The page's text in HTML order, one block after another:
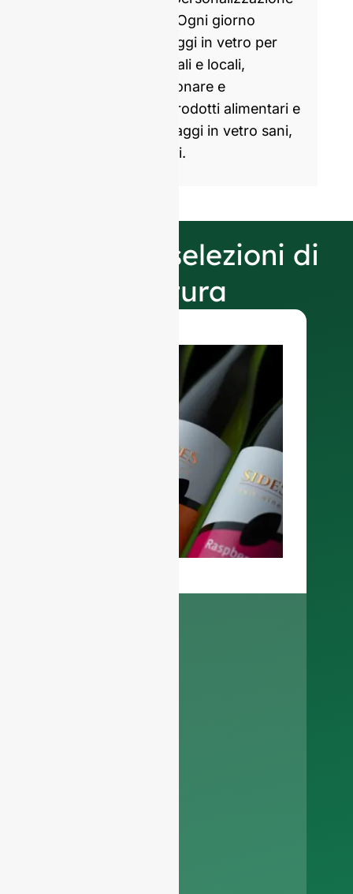
di bottiglie di vetro. Ogni giorno
produciamo imballaggi in vetro per
marchi partner globali e locali,
aiutandoli a confezionare e
commercializzare prodotti alimentari e
bevande con imballaggi in vetro sani,
attraenti e sostenibili.
Le nostre selezioni di
finitura